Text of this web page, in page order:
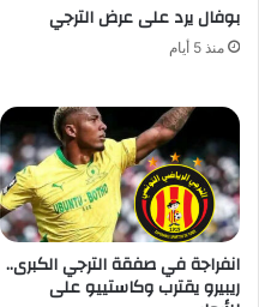
بوفال يرد على عرض الترجي
منذ 5 أيام
انفراجة في صفقة الترجي الكبرى..
ريبيرو يقترب وكاستييو على